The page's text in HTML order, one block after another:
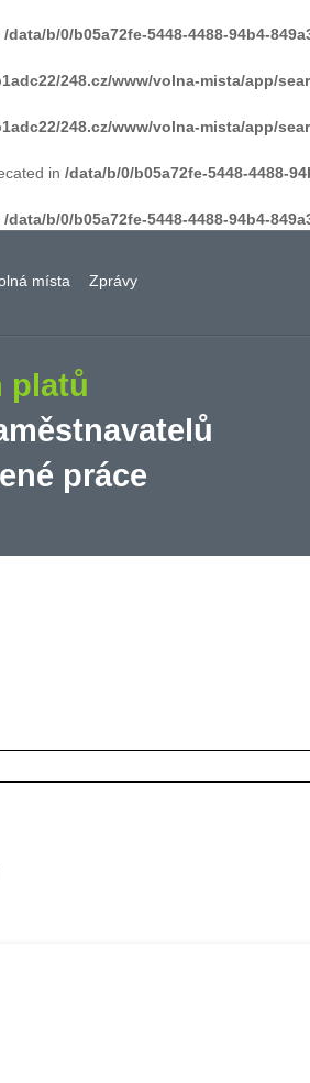
/data/b/0/b05a72fe-5448-4488-94b4-
248.cz/www/volna-mista/app/
248.cz/www/volna-mista/app/
in /data/b/0/b05a72fe-5448-4488-
/data/b/0/b05a72fe-5448-4488-94b4-
místa Zprávy
platů
práce